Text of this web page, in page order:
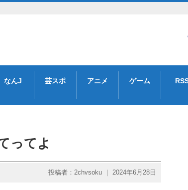
なんJ 芸スポ アニメ ゲーム
ってよ
投稿者：2chvsoku ｜ 2024年6月28日